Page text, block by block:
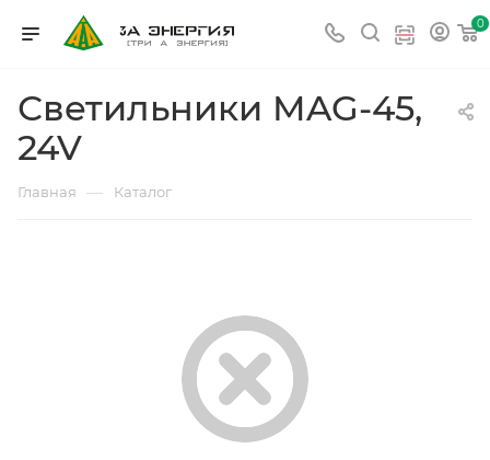
0
Светильники MAG-45,
24V
Главная — Каталог